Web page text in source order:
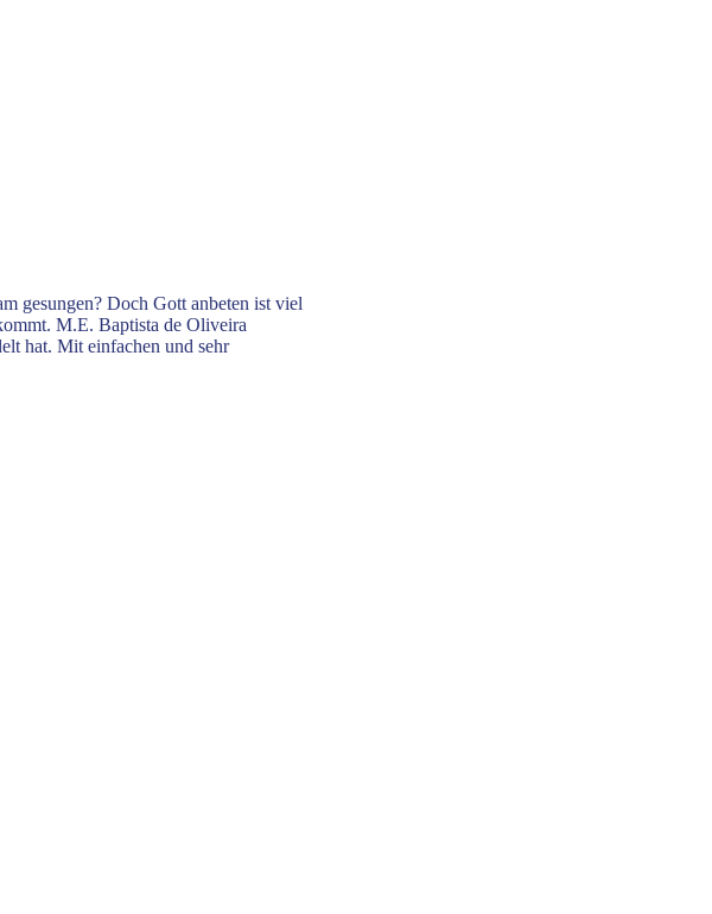
gesungen? Doch Gott anbeten ist viel
M.E. Baptista de Oliveira
hat. Mit einfachen und sehr